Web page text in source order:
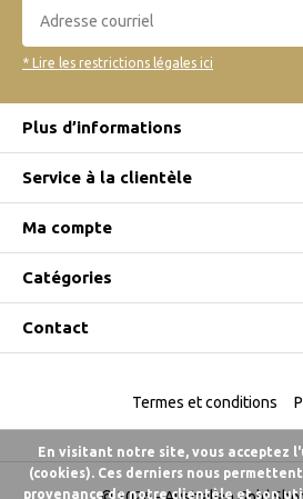
* Lire les restrictions légales ici
Plus d’informations
Service à la clientèle
Ma compte
Catégories
Contact
Termes et conditions
En visitant notre site, vous acceptez
(cookies). Ces derniers nous
provenance de notre clientèle et son